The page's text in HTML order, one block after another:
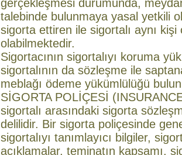
gerçekleşmesi durumunda,
talebinde bulunmaya yasal yetkili
sigorta ettiren ile sigortalı aynı
olabilmektedir.
Sigortacının sigortalıyı koruma
sigortalının da sözleşme ile
meblağı ödeme yükümlülüğü
SİGORTA POLİÇESİ
sigortalı arasındaki sigorta
delilidir. Bir sigorta poliçesinde
sigortalıyı tanımlayıcı bilgiler,
açıklamalar, teminatın kapsamı,